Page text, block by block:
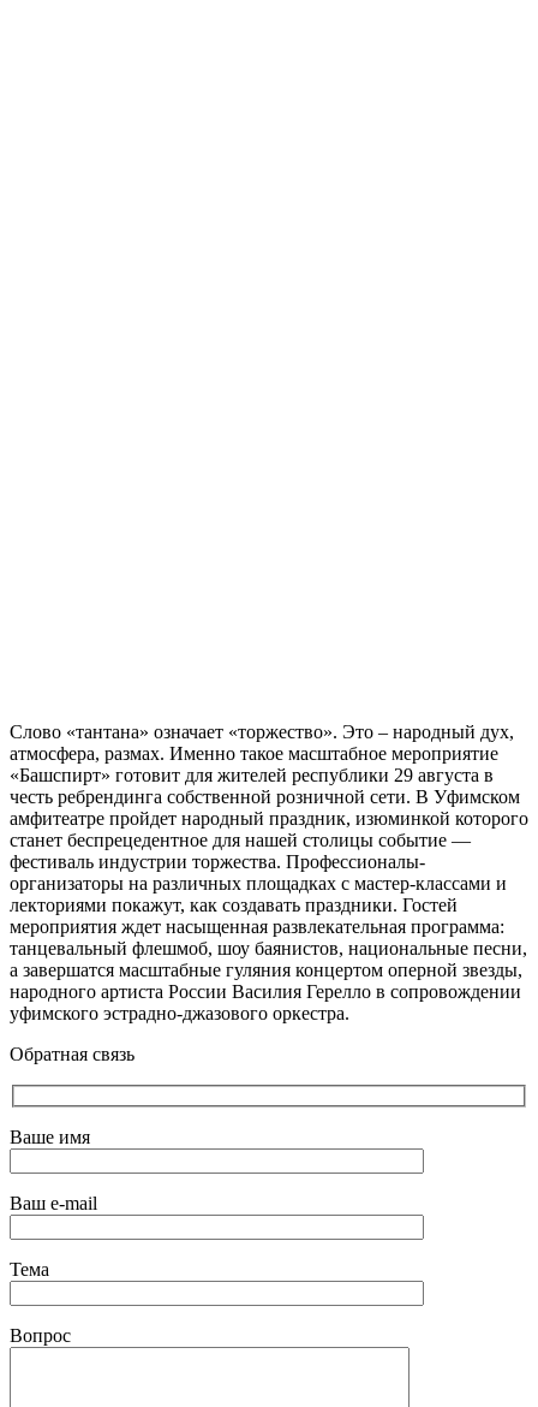
Слово «тантана» означает «торжество». Это – народный дух,
атмосфера, размах. Именно такое масштабное мероприятие
«Башспирт» готовит для жителей республики 29 августа в
честь ребрендинга собственной розничной сети. В Уфимском
амфитеатре пройдет народный праздник, изюминкой которого
станет беспрецедентное для нашей столицы событие —
фестиваль индустрии торжества. Профессионалы-
организаторы на различных площадках с мастер-классами и
лекториями покажут, как создавать праздники. Гостей
мероприятия ждет насыщенная развлекательная программа:
танцевальный флешмоб, шоу баянистов, национальные песни,
а завершатся масштабные гуляния концертом оперной звезды,
народного артиста России Василия Герелло в сопровождении
уфимского эстрадно-джазового оркестра.
Обратная связь
Ваше имя
Ваш e-mail
Тема
Вопрос